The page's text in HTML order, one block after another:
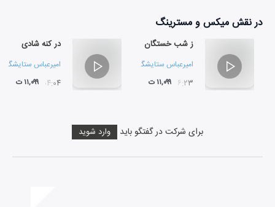
در نقشمیکس و مسترینگ
ز شب خستگان
امیرعباس ستایشگر مجتبی فضیلت خواه
۰۶:۲۳ ۱۱,۰۹۹ ت
در کنه شادی
امیرعباس ستایشگر
۰۴:۰۴ ۱۱,۰۹۹ ت
برای شرکت در گفتگو باید وارد شوید